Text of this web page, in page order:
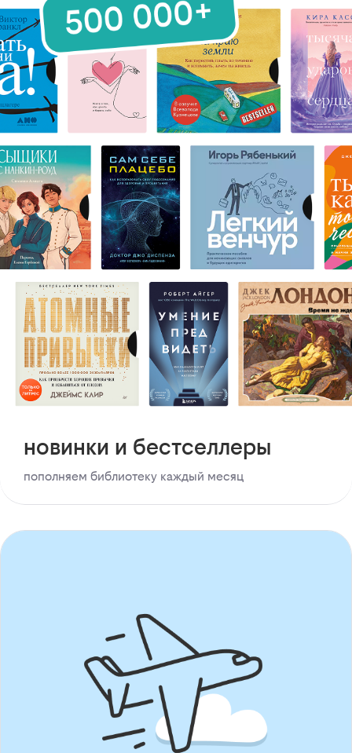
новинки и бестселлеры
пополняем библиотеку каждый месяц